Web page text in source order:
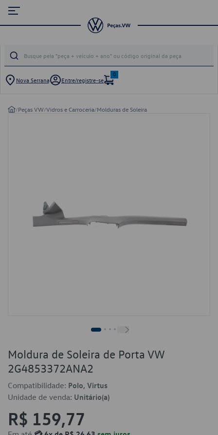
Nova Serrana Entre/registre-se
0
/Peças VW/Vidros e Carroceria/Molduras de Soleira
Moldura de Soleira de Porta VW
2G4853372ANA2
Compatibilidade: Polo, Virtus
Unidade de venda: Unitário(a)
R$ 159,77